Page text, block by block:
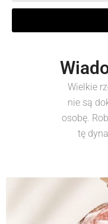
Wielkie
nie są
osobę.
tę